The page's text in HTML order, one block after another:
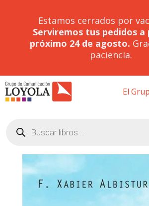
Estamos cerrados por
Serviremos tus pedidos
próximo 24 de agosto.
paciencia.
El
productos